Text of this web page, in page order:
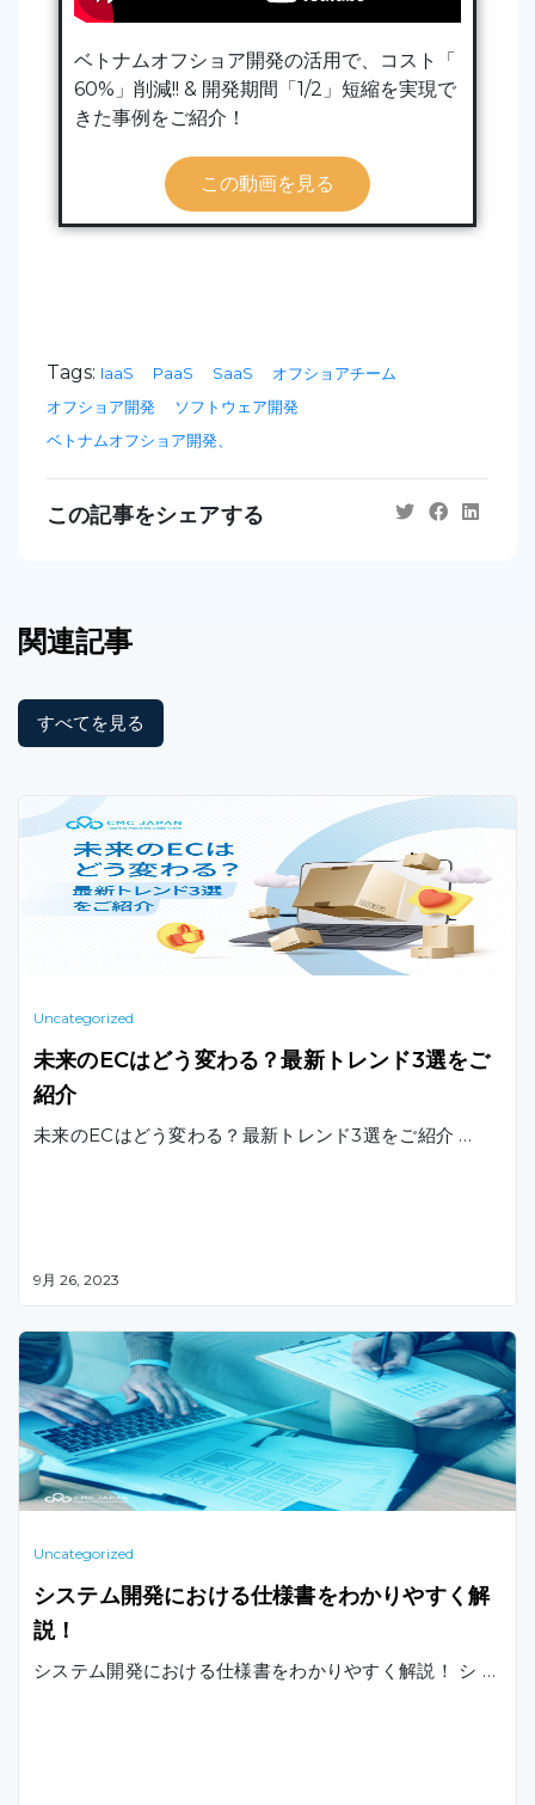
ベトナムオフショア開発の活用で、コスト「
60%」削減!! & 開発期間「1/2」短縮を実現で
きた事例をご紹介！
この動画を見る
Tags: IaaS PaaS SaaS
オフショアチーム
オフショア開発
ソフトウェア開発
ベトナムオフショア開発、
この記事をシェアする
関連記事
すべてを見る
Uncategorized
未来のECはどう変わる？最新トレンド3選をご
紹介
未来のECはどう変わる？最新トレンド3選をご紹介 …
9月 26, 2023
Uncategorized
システム開発における仕様書をわかりやすく解
説！
システム開発における仕様書をわかりやすく解説！ シ …